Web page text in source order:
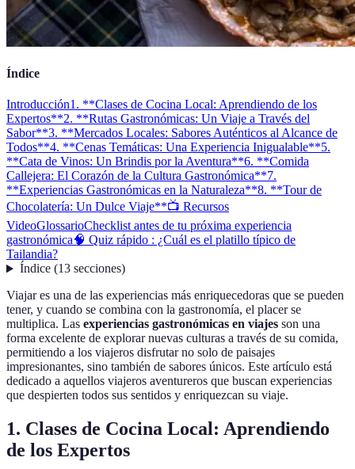
Índice
Introducción1. **Clases de Cocina Local: Aprendiendo de los
Expertos**2. **Rutas Gastronómicas: Un Viaje a Través del
Sabor**3. **Mercados Locales: Sabores Auténticos al Alcance de
Todos**4. **Cenas Temáticas: Una Experiencia Inigualable**5.
**Cata de Vinos: Un Brindis por la Aventura**6. **Comida
Callejera: El Corazón de la Cultura Gastronómica**7.
**Experiencias Gastronómicas en la Naturaleza**8. **Tour de
Chocolatería: Un Dulce Viaje**📺 Recursos
VideoGlossarioChecklist antes de tu próxima experiencia
gastronómica🧠 Quiz rápido : ¿Cuál es el platillo típico de
Tailandia?
Índice(13 secciones)
Viajar es una de las experiencias más enriquecedoras que se pueden
tener, y cuando se combina con la gastronomía, el placer se
multiplica. Las experiencias gastronómicas en viajes son una
forma excelente de explorar nuevas culturas a través de su comida,
permitiendo a los viajeros disfrutar no solo de paisajes
impresionantes, sino también de sabores únicos. Este artículo está
dedicado a aquellos viajeros aventureros que buscan experiencias
que despierten todos sus sentidos y enriquezcan su viaje.
1. Clases de Cocina Local: Aprendiendo
de los Expertos